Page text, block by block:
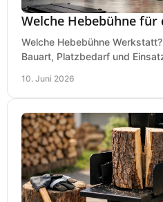
Welche Hebebühne für
Welche Hebebühne
Bauart, Platzbedarf und
10. Juni 2026